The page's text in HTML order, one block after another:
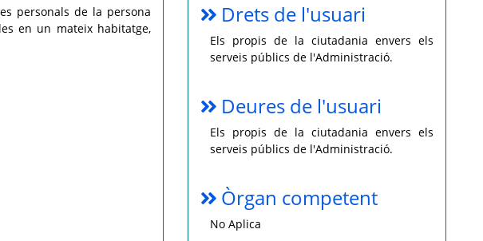
personals de la persona
en un mateix habitatge,
Drets de l'usuari
Els propis de la ciutadania envers els
serveis públics de l'Administració.
Deures de l'usuari
Els propis de la ciutadania envers els
serveis públics de l'Administració.
Òrgan competent
No Aplica